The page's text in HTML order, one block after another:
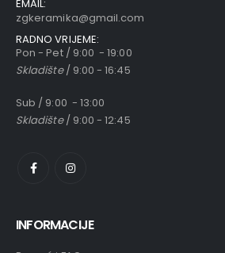
EMAIL:
zgkeramika@gmail.com
RADNO VRIJEME:
Pon - Pet / 9:00 - 19:00
Skladište/ 9:00 - 16:45
Sub / 9:00 - 13:00
Skladište/ 9:00 - 12:45
INFORMACIJE